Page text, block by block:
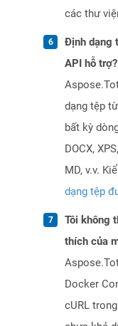
các thư
Định dạng
API hỗ trợ?
dạng tệp
bất kỳ
DOCX,
MD, v.v.
dạng tệp
Tôi không
thích của
Docker
cURL